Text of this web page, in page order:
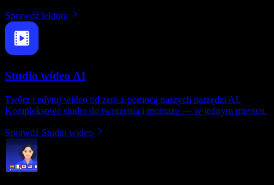
Sprawdź lektora
Studio wideo AI
Twórz i edytuj wideo od zera z pomocą naszych narzędzi AI.
Kompleksowe studio do tworzenia i montażu — w jednym miejscu.
Sprawdź Studio wideo